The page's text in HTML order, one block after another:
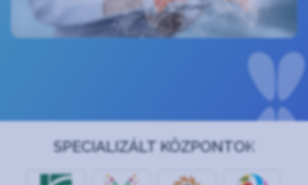
SPECIALIZÁLT KÖZPONTOK